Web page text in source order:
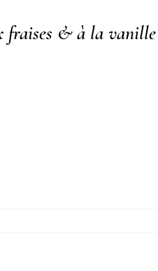
fraises & à la vanille